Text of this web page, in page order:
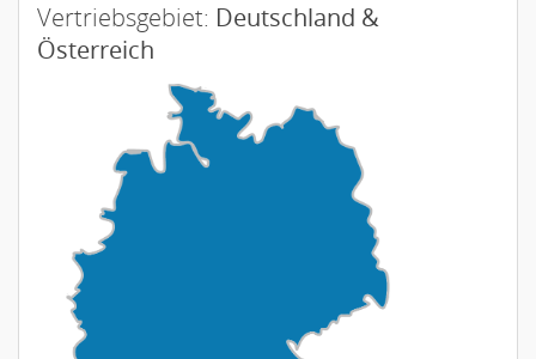
Vertriebsgebiet: Deutschland &
Österreich